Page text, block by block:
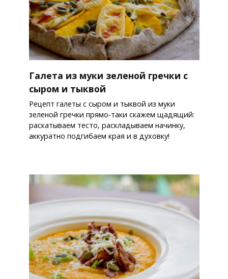
Галета из муки зеленой гречки с
сыром и тыквой
Рецепт галеты с сыром и тыквой из муки
зеленой гречки прямо-таки скажем щадящий:
раскатываем тесто, раскладываем начинку,
аккуратно подгибаем края и в духовку!